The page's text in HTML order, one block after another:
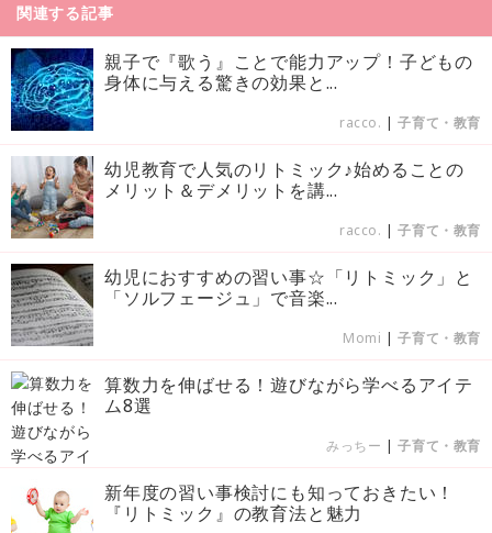
関連する記事
親子で『歌う』ことで能力アップ！子どもの
身体に与える驚きの効果と...
racco. |子育て・教育
幼児教育で人気のリトミック♪始めることの
メリット＆デメリットを講...
racco. |子育て・教育
幼児におすすめの習い事☆「リトミック」と
「ソルフェージュ」で音楽...
Momi |子育て・教育
算数力を伸ばせる！遊びながら学べるアイテ
ム8選
みっちー |子育て・教育
新年度の習い事検討にも知っておきたい！
『リトミック』の教育法と魅力